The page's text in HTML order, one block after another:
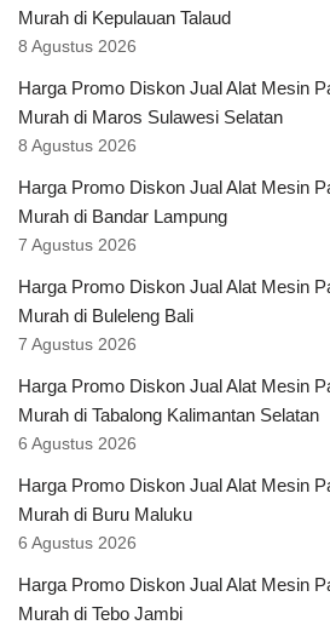
Murah di Kepulauan Talaud
8 Agustus 2026
Harga Promo Diskon Jual Alat Mesin
Murah di Maros Sulawesi Selatan
8 Agustus 2026
Harga Promo Diskon Jual Alat Mesin
Murah di Bandar Lampung
7 Agustus 2026
Harga Promo Diskon Jual Alat Mesin
Murah di Buleleng Bali
7 Agustus 2026
Harga Promo Diskon Jual Alat Mesin
Murah di Tabalong Kalimantan Selatan
6 Agustus 2026
Harga Promo Diskon Jual Alat Mesin
Murah di Buru Maluku
6 Agustus 2026
Harga Promo Diskon Jual Alat Mesin
Murah di Tebo Jambi